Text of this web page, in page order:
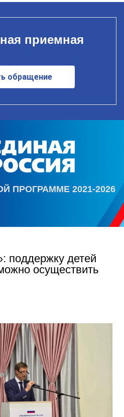
приемная
обращение
ПРОГРАММЕ 2021-2026
поддержку детей
осуществить